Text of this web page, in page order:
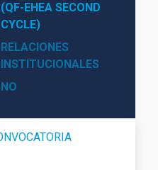
(QF-EHEA SECOND
CYCLE)
RELACIONES
INSTITUCIONALES
NO